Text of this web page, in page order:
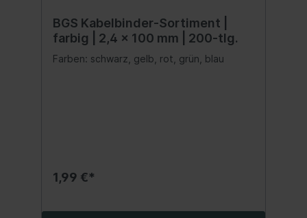
BGS Kabelbinder-Sortiment |
farbig | 2,4 x 100 mm | 200-tlg.
Farben: schwarz, gelb, rot, grün, blau
1,99 €*